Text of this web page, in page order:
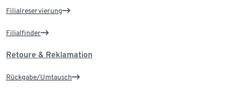
Filialreservierung
Filialfinder
Retoure & Reklamation
Rückgabe/Umtausch